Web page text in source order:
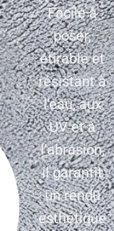
Facile à
poser,
étirable et
résistant à
l’eau, aux
UV et à
l’abrasion,
il garantit
un rendu
esthétique